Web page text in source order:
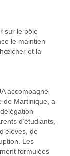
sur le pôle
le maintien
et la
accompagné
de Martinique, a
d’étudiants,
de
Les
formulées